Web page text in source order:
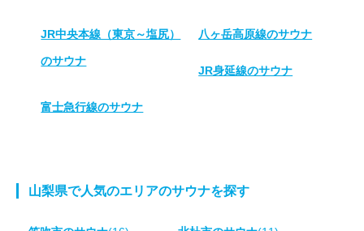
JR中央本線（東京～塩尻）
のサウナ
八ヶ岳高原線のサウナ
JR身延線のサウナ
富士急行線のサウナ
山梨県で人気のエリアのサウナを探す